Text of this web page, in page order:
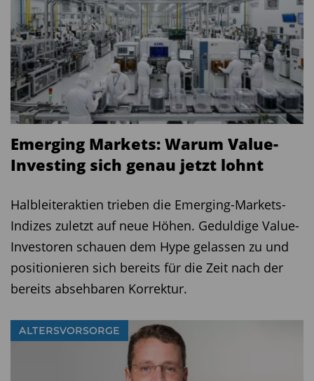
Emerging Markets: Warum Value-
Investing sich genau jetzt lohnt
Halbleiteraktien trieben die Emerging-Markets-
Indizes zuletzt auf neue Höhen. Geduldige Value-
Investoren schauen dem Hype gelassen zu und
positionieren sich bereits für die Zeit nach der
bereits absehbaren Korrektur.
ALTERSVORSORGE